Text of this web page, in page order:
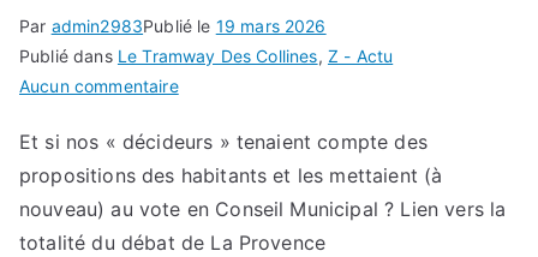
Par admin2983Publié le 19 mars 2026
Publié dans Le Tramway Des Collines, Z - Actu
Aucun commentairesur
Tramway
Des
Collines
s’invite
Et si nos « décideurs » tenaient compte des
propositions des habitants et les mettaient (à
nouveau) au vote en Conseil Municipal ? Lien vers la
totalité du débat de La Provence